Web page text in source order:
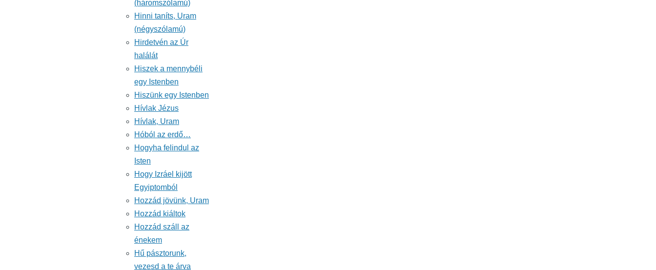
(háromszólamú)
Hinni taníts, Uram
(négyszólamú)
Hirdetvén az Úr
halálát
Hiszek a mennybéli
egy Istenben
Hiszünk egy Istenben
Hívlak Jézus
Hívlak, Uram
Hóból az erdő…
Hogyha felindul az
Isten
Hogy Izráel kijött
Egyiptomból
Hozzád jövünk, Uram
Hozzád kiáltok
Hozzád száll az
énekem
Hű pásztorunk,
vezesd a te árva